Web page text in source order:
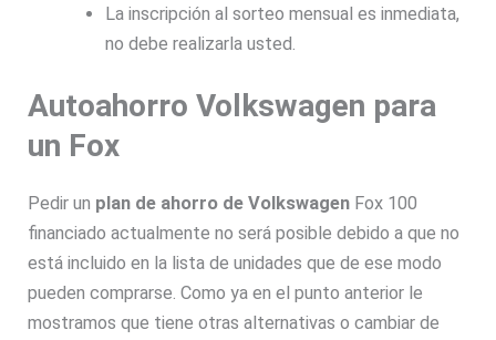
La inscripción al sorteo mensual es inmediata,
no debe realizarla usted.
Autoahorro Volkswagen para
un Fox
Pedir un plan de ahorro de Volkswagen Fox 100
financiado actualmente no será posible debido a que no
está incluido en la lista de unidades que de ese modo
pueden comprarse. Como ya en el punto anterior le
mostramos que tiene otras alternativas o cambiar de